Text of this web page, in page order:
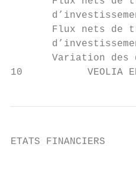
Flux nets de
Variation des
10           VEOLIA
ETATS FINANCIERS